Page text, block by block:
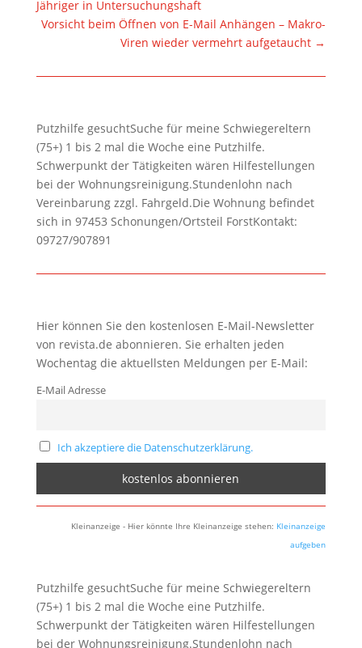
Jähriger in Untersuchungshaft
Vorsicht beim Öffnen von E-Mail Anhängen – Makro-
Viren wieder vermehrt aufgetaucht →
Putzhilfe gesuchtSuche für meine Schwiegereltern
(75+) 1 bis 2 mal die Woche eine Putzhilfe.
Schwerpunkt der Tätigkeiten wären Hilfestellungen
bei der Wohnungsreinigung.Stundenlohn nach
Vereinbarung zzgl. Fahrgeld.Die Wohnung befindet
sich in 97453 Schonungen/Ortsteil ForstKontakt:
09727/907891
Hier können Sie den kostenlosen E-Mail-Newsletter
von revista.de abonnieren. Sie erhalten jeden
Wochentag die aktuellsten Meldungen per E-Mail:
E-Mail Adresse
Ich akzeptiere die Datenschutzerklärung.
Kleinanzeige - Hier könnte Ihre Kleinanzeige stehen: Kleinanzeige
aufgeben
Putzhilfe gesuchtSuche für meine Schwiegereltern
(75+) 1 bis 2 mal die Woche eine Putzhilfe.
Schwerpunkt der Tätigkeiten wären Hilfestellungen
bei der Wohnungsreinigung.Stundenlohn nach